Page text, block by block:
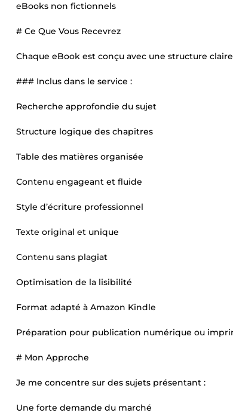
eBooks non fictionnels
# Ce Que Vous Recevrez
Chaque eBook est conçu avec une structure
### Inclus dans le service :
Recherche approfondie du sujet
Structure logique des chapitres
Table des matières organisée
Contenu engageant et fluide
Style d’écriture professionnel
Texte original et unique
Contenu sans plagiat
Optimisation de la lisibilité
Format adapté à Amazon Kindle
Préparation pour publication numérique ou
# Mon Approche
Je me concentre sur des sujets présentant :
Une forte demande du marché